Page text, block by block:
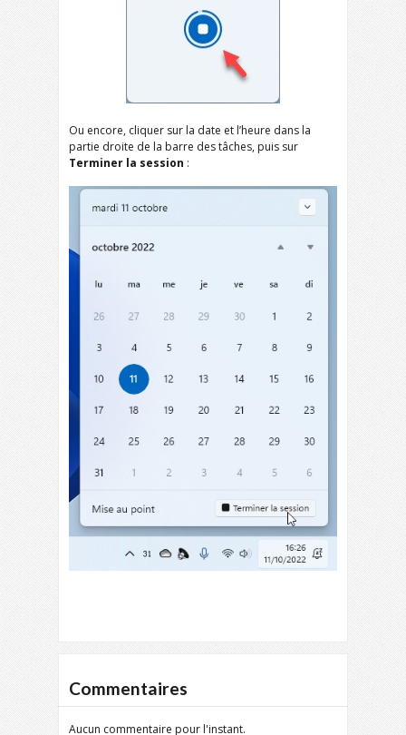
Ou encore, cliquer sur la date et l’heure dans la
partie droite de la barre des tâches, puis sur
Terminer la session :
Commentaires
Aucun commentaire pour l'instant.